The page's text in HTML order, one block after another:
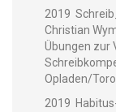
2019
Chris­t­ian
Übun­gen zur
Opladen/
2019